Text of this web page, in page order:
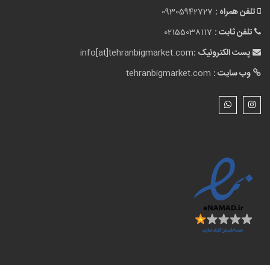
تلفن همراه : 09305942727
تلفن ثابت : 02155038117
پست الکترونیک :info[at]tehranbigmarket.com
وب سایت : tehranbigmarket.com